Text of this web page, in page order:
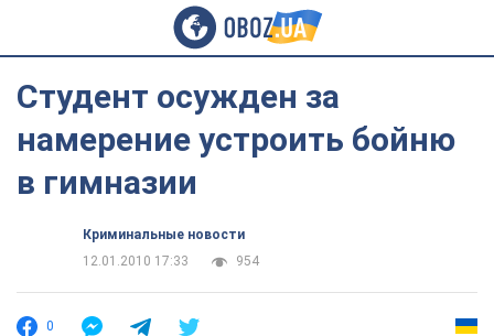
Студент осужден за
намерение устроить бойню
в гимназии
Криминальные новости
12.01.2010 17:33
954
0